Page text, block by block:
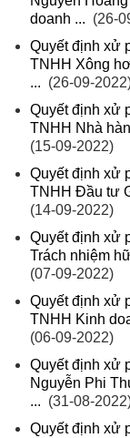
doanh ... (26-
Quyết định xử
TNHH Xông
... (26-09-
Quyết định xử
TNHH Nhà
(15-09-2022)
Quyết định xử
TNHH Đầu tư
(14-09-2022)
Quyết định xử
Trách nhiệm
(07-09-2022)
Quyết định xử
TNHH Kinh
(06-09-2022)
Quyết định xử
Nguyễn Phi
... (31-08-
Quyết định xử